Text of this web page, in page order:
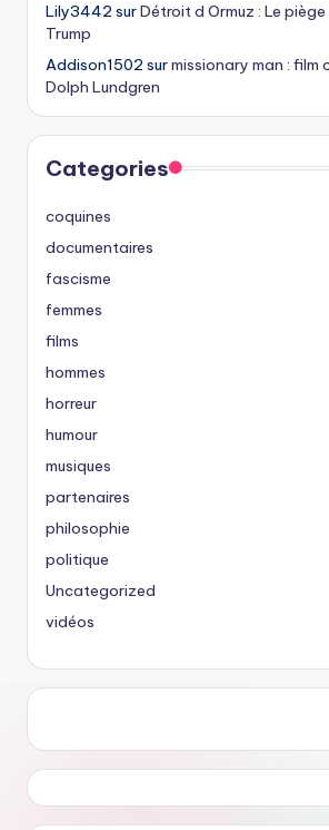
Lily3442 surDétroit d Ormuz : Le
Trump
Addison1502 surmissionary man : film
Dolph Lundgren
Categories
coquines
documentaires
fascisme
femmes
films
hommes
horreur
humour
musiques
partenaires
philosophie
politique
Uncategorized
vidéos